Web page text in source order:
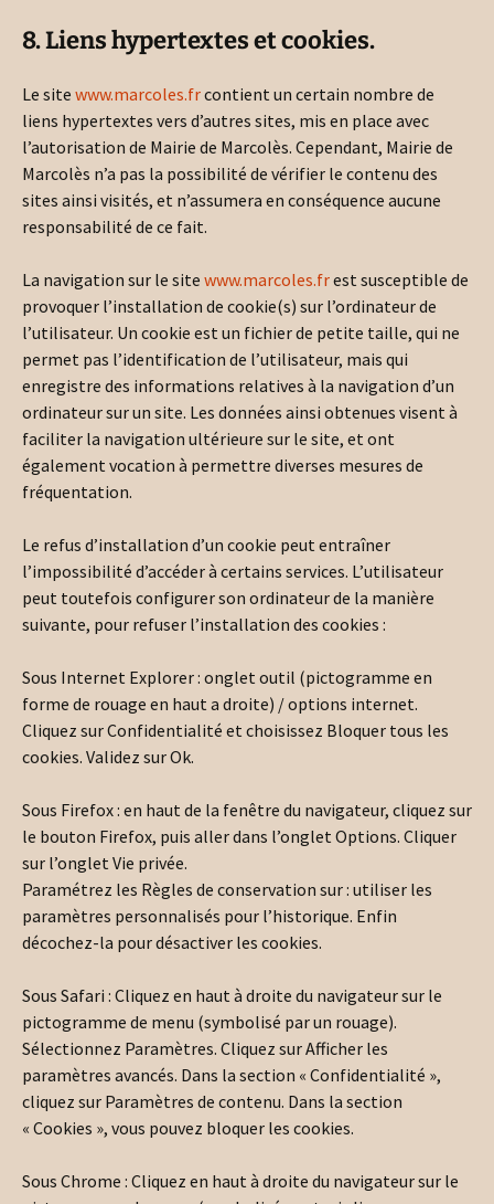
8. Liens hypertextes et cookies.
Le site www.marcoles.frcontient un certain nombre de
liens hypertextes vers d’autres sites, mis en place avec
l’autorisation de Mairie de Marcolès. Cependant, Mairie de
Marcolès n’a pas la possibilité de vérifier le contenu des
sites ainsi visités, et n’assumera en conséquence aucune
responsabilité de ce fait.
La navigation sur le site www.marcoles.frest susceptible de
provoquer l’installation de cookie(s) sur l’ordinateur de
l’utilisateur. Un cookie est un fichier de petite taille, qui ne
permet pas l’identification de l’utilisateur, mais qui
enregistre des informations relatives à la navigation d’un
ordinateur sur un site. Les données ainsi obtenues visent à
faciliter la navigation ultérieure sur le site, et ont
également vocation à permettre diverses mesures de
fréquentation.
Le refus d’installation d’un cookie peut entraîner
l’impossibilité d’accéder à certains services. L’utilisateur
peut toutefois configurer son ordinateur de la manière
suivante, pour refuser l’installation des cookies :
Sous Internet Explorer : onglet outil (pictogramme en
forme de rouage en haut a droite) / options internet.
Cliquez sur Confidentialité et choisissez Bloquer tous les
cookies. Validez sur Ok.
Sous Firefox : en haut de la fenêtre du navigateur, cliquez sur
le bouton Firefox, puis aller dans l’onglet Options. Cliquer
sur l’onglet Vie privée.
Paramétrez les Règles de conservation sur : utiliser les
paramètres personnalisés pour l’historique. Enfin
décochez-la pour désactiver les cookies.
Sous Safari : Cliquez en haut à droite du navigateur sur le
pictogramme de menu (symbolisé par un rouage).
Sélectionnez Paramètres. Cliquez sur Afficher les
paramètres avancés. Dans la section « Confidentialité »,
cliquez sur Paramètres de contenu. Dans la section
« Cookies », vous pouvez bloquer les cookies.
Sous Chrome : Cliquez en haut à droite du navigateur sur le